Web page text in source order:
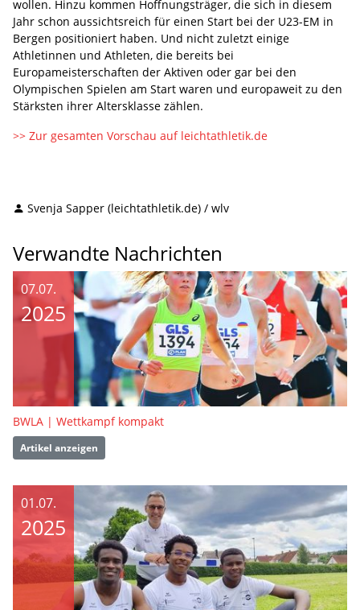
wollen. Hinzu kommen Hoffnungsträger, die sich in diesem
Jahr schon aussichtsreich für einen Start bei der U23-EM in
Bergen positioniert haben. Und nicht zuletzt einige
Athletinnen und Athleten, die bereits bei
Europameisterschaften der Aktiven oder gar bei den
Olympischen Spielen am Start waren und europaweit zu den
Stärksten ihrer Altersklasse zählen.
>> Zur gesamten Vorschau auf leichtathletik.de
Svenja Sapper (leichtathletik.de) / wlv
Verwandte Nachrichten
07.07.
2025
BWLA | Wettkampf kompakt
Artikel anzeigen
01.07.
2025